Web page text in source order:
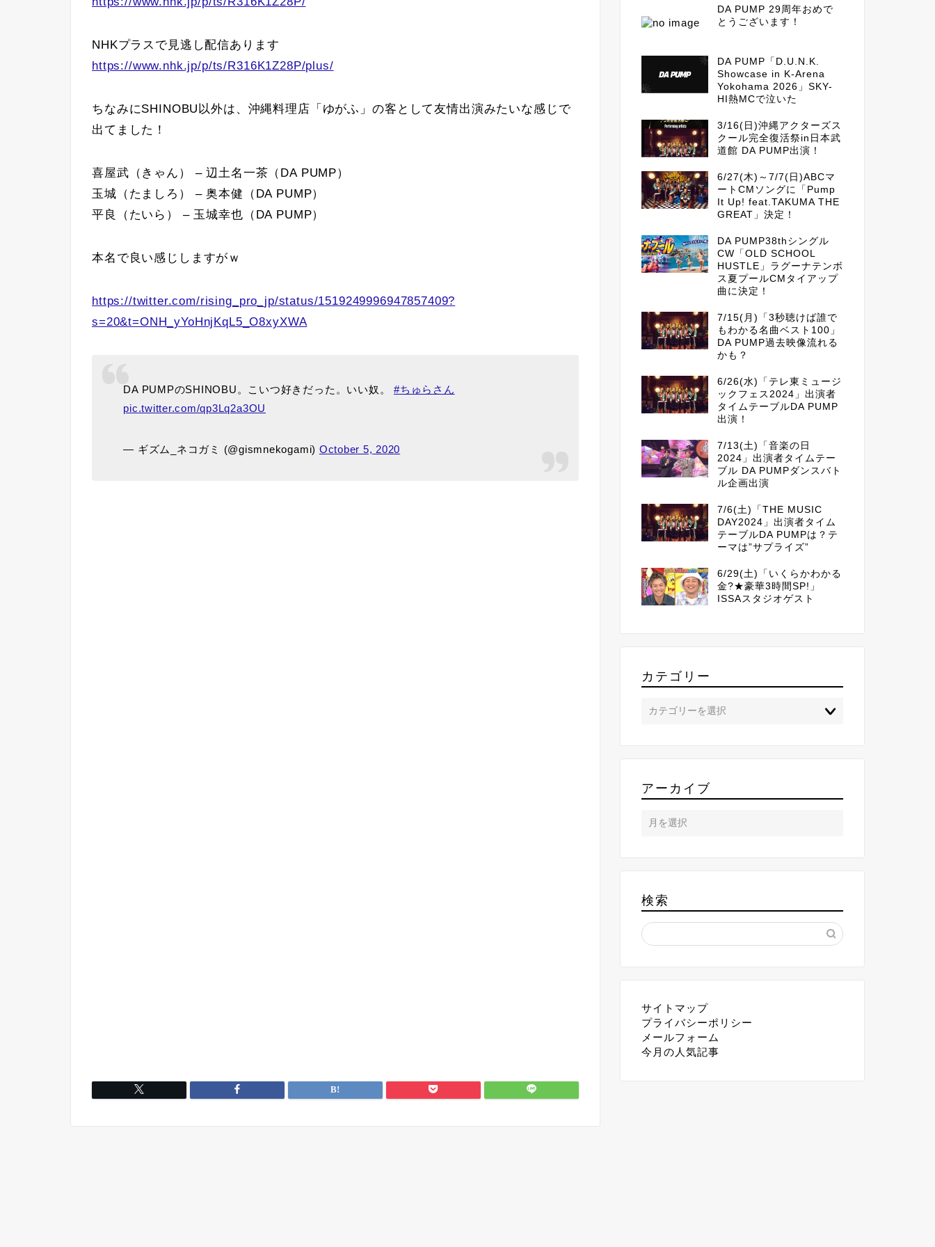
NHKプラスで見逃し配信あります
https://www.nhk.jp/p/ts/R316K1Z28P/plus/
ちなみにSHINOBU以外は、沖縄料理店「ゆがふ」の客として友情出演みたいな感じで
出てました！
喜屋武（きゃん） – 辺土名一茶（DA PUMP）
玉城（たましろ） – 奥本健（DA PUMP）
平良（たいら） – 玉城幸也（DA PUMP）
本名で良い感じしますがｗ
https://twitter.com/rising_pro_jp/status/1519249996947857409?
s=20&t=ONH_yYoHnjKqL5_O8xyXWA
DA PUMPのSHINOBU。こいつ好きだった。いい奴。#ちゅらさん
pic.twitter.com/qp3Lq2a3OU
— ギズム_ネコガミ (@gismnekogami) October 5, 2020
DA PUMP 29周年おめで
とうございます！
DA PUMP「D.U.N.K.
Showcase in K-Arena
Yokohama 2026」SKY-
HI熱MCで泣いた
3/16(日)沖縄アクターズス
クール完全復活祭in日本武
道館 DA PUMP出演！
6/27(木)～7/7(日)ABCマ
ートCMソングに「Pump
It Up! feat.TAKUMA THE
GREAT」決定！
DA PUMP38thシングル
CW「OLD SCHOOL
HUSTLE」ラグーナテンボ
ス夏プールCMタイアップ
曲に決定！
7/15(月)「3秒聴けば誰で
もわかる名曲ベスト100」
DA PUMP過去映像流れる
かも？
6/26(水)「テレ東ミュージ
ックフェス2024」出演者
タイムテーブルDA PUMP
出演！
7/13(土)「音楽の日
2024」出演者タイムテー
ブル DA PUMPダンスバト
ル企画出演
7/6(土)「THE MUSIC
DAY2024」出演者タイム
テーブルDA PUMPは？テ
ーマは”サプライズ”
6/29(土)「いくらかわかる
金?★豪華3時間SP!」
ISSAスタジオゲスト
カテゴリー
アーカイブ
検索
サイトマップ
プライバシーポリシー
メールフォーム
今月の人気記事